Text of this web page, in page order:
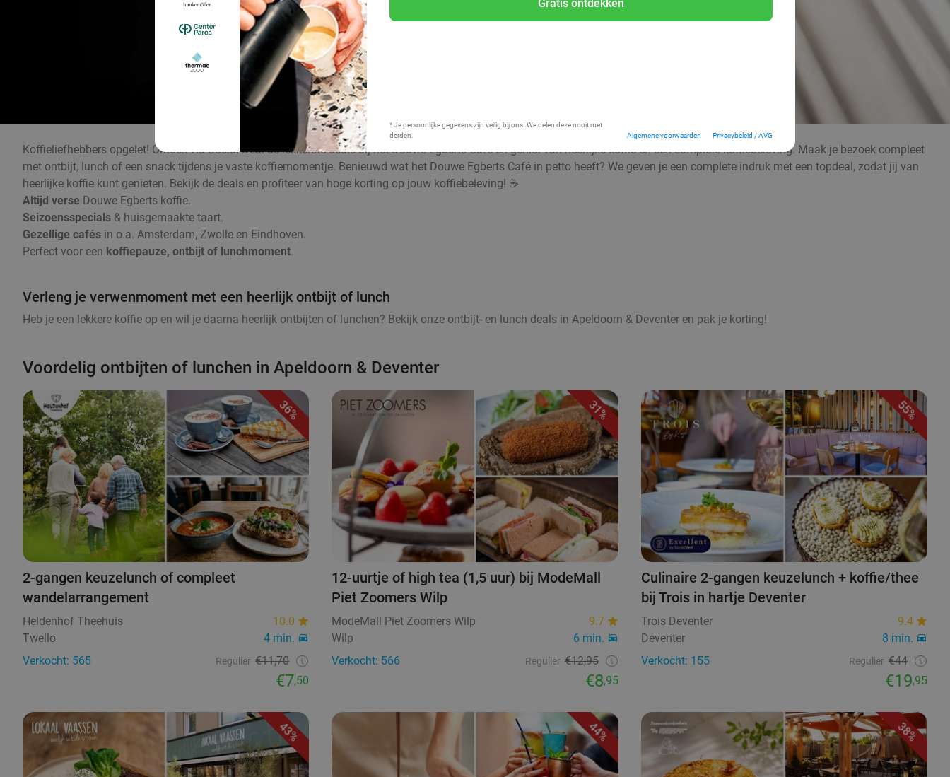
Gratis ontdekken
* Je persoonlijke gegevens zijn veilig bij ons. We delen deze nooit met
derden.
Algemene voorwaarden Privacybeleid / AVG
Koffieliefhebbers opgelet! Ontdek via Social Deal de lekkerste deals bij het Douwe Egberts Café en geniet van heerlijke koffie en een complete koffiebeleving. Maak je bezoek compleet
met ontbijt, lunch of een snack tijdens je vaste koffiemomentje. Benieuwd wat het Douwe Egberts Café in petto heeft? We geven je een complete indruk met een topdeal, zodat jij van
heerlijke koffie kunt genieten. Bekijk de deals en profiteer van hoge korting op jouw koffiebeleving! ☕
Altijd verse Douwe Egberts koffie.
Seizoensspecials & huisgemaakte taart.
Gezellige cafés in o.a. Amsterdam, Zwolle en Eindhoven.
Perfect voor een koffiepauze, ontbijt of lunchmoment.
Verleng je verwenmoment met een heerlijk ontbijt of lunch
Heb je een lekkere koffie op en wil je daarna heerlijk ontbijten of lunchen? Bekijk onze ontbijt- en lunch deals in Apeldoorn & Deventer en pak je korting!
Voordelig ontbijten of lunchen in Apeldoorn & Deventer
36%
2-gangen keuzelunch of compleet
wandelarrangement
Heldenhof Theehuis
10.0
Twello
4 min.
Verkocht: 565
Regulier €11,70
€7,50
31%
12-uurtje of high tea (1,5 uur) bij ModeMall
Piet Zoomers Wilp
ModeMall Piet Zoomers Wilp
9.7
Wilp
6 min.
Verkocht: 566
Regulier €12,95
€8,95
55%
Culinaire 2-gangen keuzelunch + koffie/thee
bij Trois in hartje Deventer
Trois Deventer
9.4
Deventer
8 min.
Verkocht: 155
Regulier €44
€19,95
43% 44% 38%